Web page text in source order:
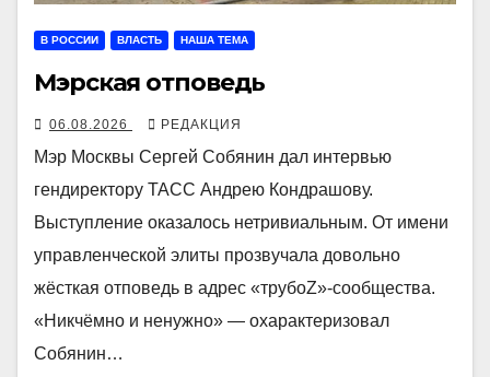
В РОССИИ ВЛАСТЬ НАША ТЕМА
Мэрская отповедь
06.08.2026 РЕДАКЦИЯ
Мэр Москвы Сергей Собянин дал интервью
гендиректору ТАСС Андрею Кондрашову.
Выступление оказалось нетривиальным. От имени
управленческой элиты прозвучала довольно
жёсткая отповедь в адрес «трубоZ»-сообщества.
«Никчёмно и ненужно» — охарактеризовал
Собянин…